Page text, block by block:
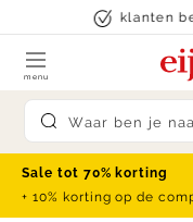
Skip to contentklanten
Submit search
menu
Sale tot 70% korting
+ 10% korting op de